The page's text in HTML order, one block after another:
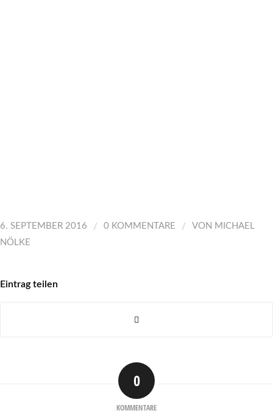
6. SEPTEMBER 2016 / 0 KOMMENTARE / VON MICHAEL
NÖLKE
Eintrag teilen
0
KOMMENTARE